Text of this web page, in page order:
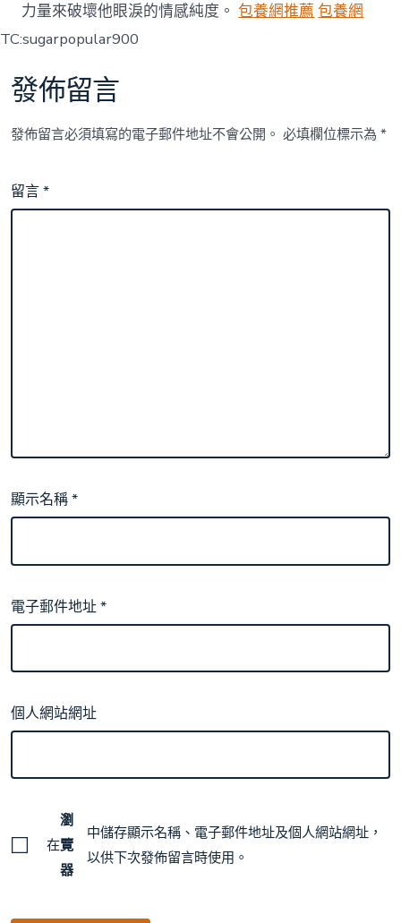
力量來破壞他眼淚的情感純度。包養網推薦 包養網
TC:sugarpopular900
發佈留言
發佈留言必須填寫的電子郵件地址不會公開。 必填欄位標示為*
留言*
顯示名稱*
電子郵件地址*
個人網站網址
在
瀏
覽
器
中儲存顯示名稱、電子郵件地址及個人網站網址，
以供下次發佈留言時使用。